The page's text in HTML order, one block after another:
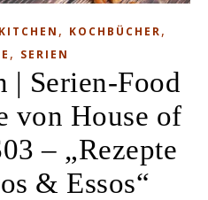
, KOCHBÜCHER,
, SERIEN
| Serien-Food
von House of
– „Rezepte
& Essos“